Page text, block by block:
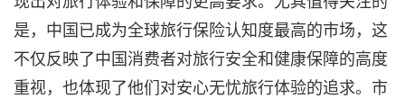
是，中国已成为全球旅行保险认知度最高的市场，这
不仅反映了中国消费者对旅行安全和健康保障的高度
重视，也体现了他们对安心无忧旅行体验的追求。市